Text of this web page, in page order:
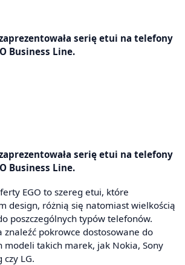
zaprezentowała serię etui na telefony
Business Line.
zaprezentowała serię etui na telefony
Business Line.
EGO to szereg etui, które
design, różnią się natomiast wielkością
poszczególnych typów telefonów.
znaleźć pokrowce dostosowane do
modeli takich marek, jak Nokia, Sony
czy LG.